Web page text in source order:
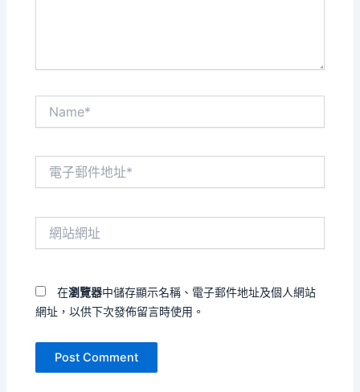
在瀏覽器中儲存顯示名稱、電子郵件地址及個人網站
網址，以供下次發佈留言時使用。